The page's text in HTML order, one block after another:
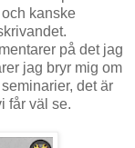
kanske
på det jag
jag bryr mig om
det är
får väl se.